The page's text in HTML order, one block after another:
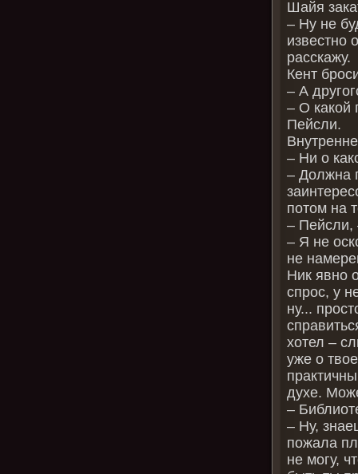
Шайя
– Ну не
известно
расскажу.
Кент
– А
– О какой
Пейсли.
– Ни о
– Должна
потом на
– Пейсли,
– Я не
не
Ник явно
спрос, у
ну...
хотел –
уже о
духе.
–
– Ну,
пожала
не могу,